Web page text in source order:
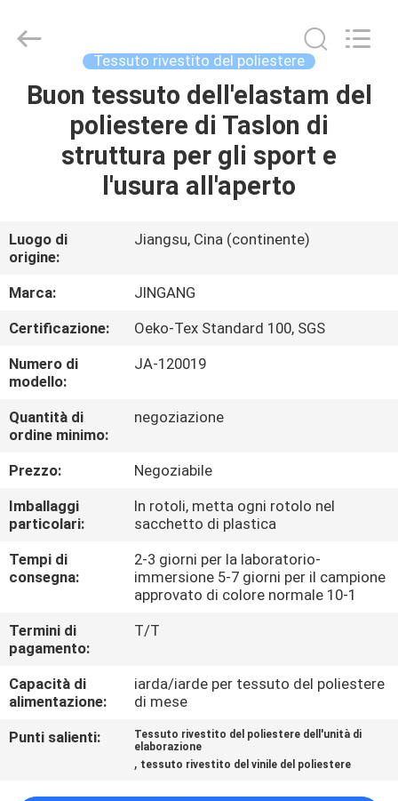
CASA
PRODOTTI
NOI
GIRO
DELLA
FABBRICA
CONTROLLO
DI
QUALITÀ
CONTATTICI
NOTIZIE
CASI
COMPANY
NEWS
Textile
Co.,Ltd.
Tessuto rivestito del poliestere
Buon tessuto dell'elastam del
poliestere di Taslon di
struttura per gli sport e
l'usura all'aperto
Luogo di
origine:
Jiangsu, Cina (continente)
Marca:
JINGANG
Certificazione:
Oeko-Tex Standard 100, SGS
Numero di
modello:
JA-120019
Quantità di
ordine minimo:
negoziazione
Prezzo:
Negoziabile
Imballaggi
particolari:
In rotoli, metta ogni rotolo nel
sacchetto di plastica
Tempi di
consegna:
2-3 giorni per la laboratorio-
immersione 5-7 giorni per il campione
approvato di colore normale 10-1
Termini di
pagamento:
T/T
Capacità di
alimentazione:
iarda/iarde per tessuto del poliestere
di mese
Punti salienti:
Tessuto rivestito del poliestere dell'unità di
elaborazione
, tessuto rivestito del vinile del poliestere